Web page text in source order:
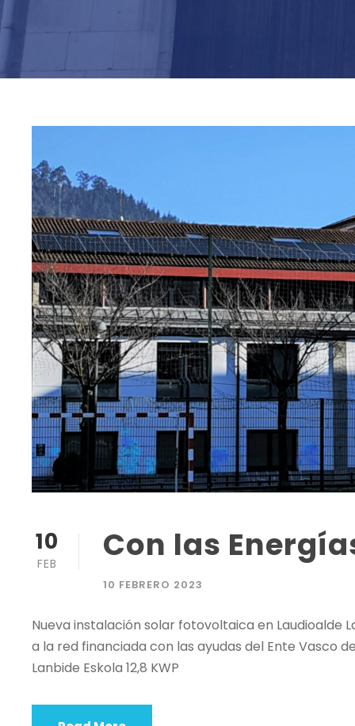
10
FEB Con las
10 FEBRERO 2023
Nueva instalación solar fotovoltaica en Laudioalde
a la red financiada con las ayudas del Ente Vasco
Lanbide Eskola 12,8 KWP